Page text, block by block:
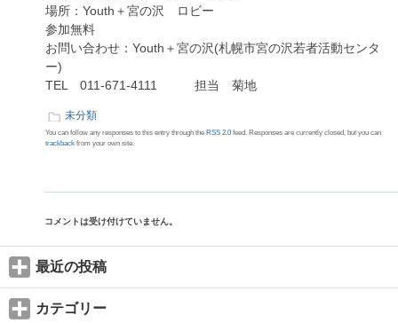
場所：Youth＋宮の沢 ロビー
参加無料
お問い合わせ：Youth＋宮の沢(札幌市宮の沢若者活動センタ
ー)
TEL 011-671-4111 担当 菊地
未分類
You can follow any responses to this entry through the RSS 2.0 feed. Responses are currently closed, but you can
trackback from your own site.
コメントは受け付けていません。
最近の投稿
カテゴリー